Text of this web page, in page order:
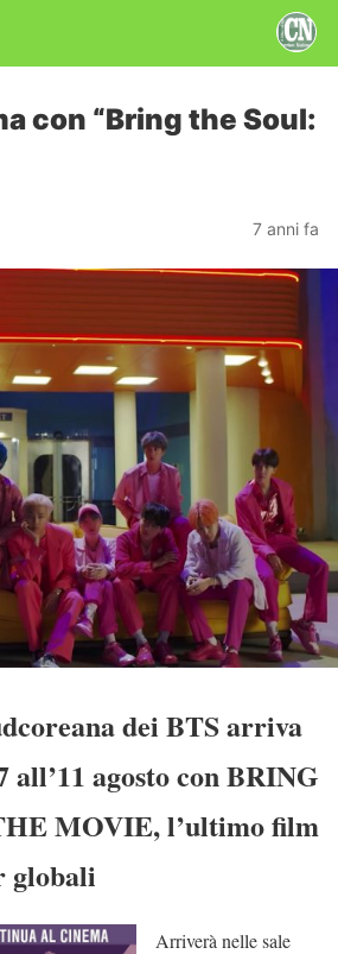
con “Bring the Soul:
7 anni fa
dei BTS arriva
all’11 agosto con BRING
MOVIE, l’ultimo film
globali
Arriverà nelle sale